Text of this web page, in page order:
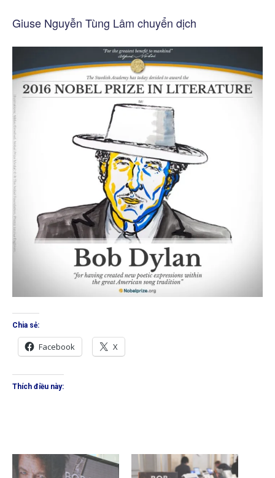
Giuse Nguyễn Tùng Lâm chuyển dịch
Chia sẻ:
Facebook X
Thích điều này: